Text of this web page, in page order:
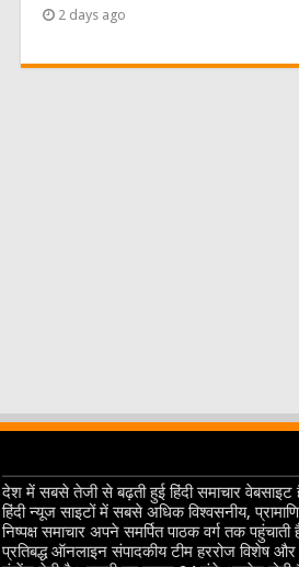
2 days ago
देश में सबसे तेजी से बढ़ती हुई हिंदी समाचार वेबसाइट
हिंदी न्यूज साइटों में सबसे अधिक विश्वसनीय,
निष्पक्ष समाचार अपने समर्पित पाठक वर्ग तक
प्रतिबद्ध ऑनलाइन संपादकीय टीम हररोज विशेष और